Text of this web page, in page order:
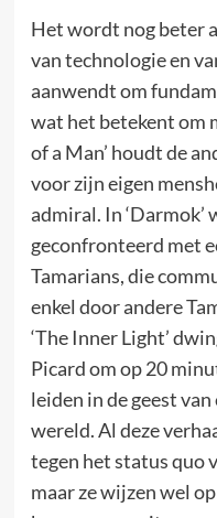
Het wordt nog beter
van technologie en
aanwendt om
wat het betekent om
of a Man’ houdt de
voor zijn eigen
admiral. In ‘Darmok’
geconfronteerd met
Tamarians, die
enkel door andere
‘The Inner Light’
Picard om op 20
leiden in de geest
wereld. Al deze
tegen het status quo
maar ze wijzen wel